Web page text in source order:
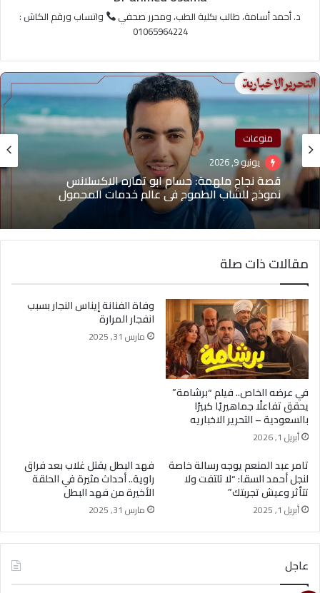
د. أحمد أسامة، طالب بكلية الطب، ومحرر صحفي
واتساب ورقم الكاش :
01065964224
منوعات
يونيو 9, 2026
قصة نجاح ملهمة: حسام ابو تماره الاكسلانس
نموذج للشاب الطموح في عالم خدمات المحمول
مشاهير
أبريل 12, 2026
ملكة الجمال سلمى سرحان: الوجه العربي الذي أعاد
رسم خارطة الإعلانات في الهند
مقالات ذات صلة
في عرضه الخاص.. فيلم “برشامة”
يحقق تفاعلًا جماهيريًا كبيرًا
بالسعودية – التحرير الاخباريه
أبريل 1, 2026
وفاة الفنانة إيناس النجار بسبب
انفجار المرارة
مارس 31, 2025
تامر عبد المنعم يوجه رسالة خاصة
لنجل أحمد السقا: “لا تلتفت ولا
تتأثر وعيش تجربتك”
أبريل 1, 2025
فهد البطل يقتل غلاب بعد فراق
راوية.. أحداث مثيرة في الحلقة
الأخيرة من فهد البطل
مارس 31, 2025
عاجل